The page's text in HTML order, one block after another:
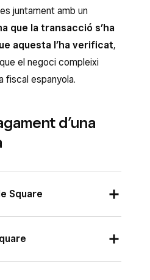
juntament amb un
que la transacció s’ha
aquesta l’ha verificat,
el negoci compleixi
fiscal espanyola.
d’una
Square
de control de